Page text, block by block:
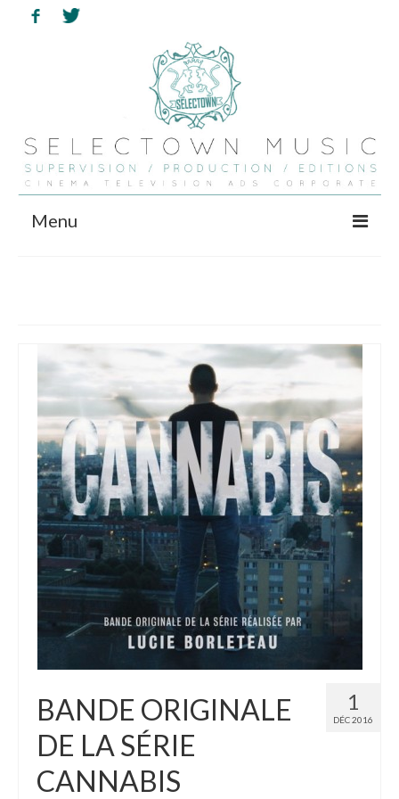
Menu
VOUS
FILMS ETC
PUBLISHING
LABEL
1
DÉC 2016
BANDE ORIGINALE
DE LA SÉRIE
CANNABIS